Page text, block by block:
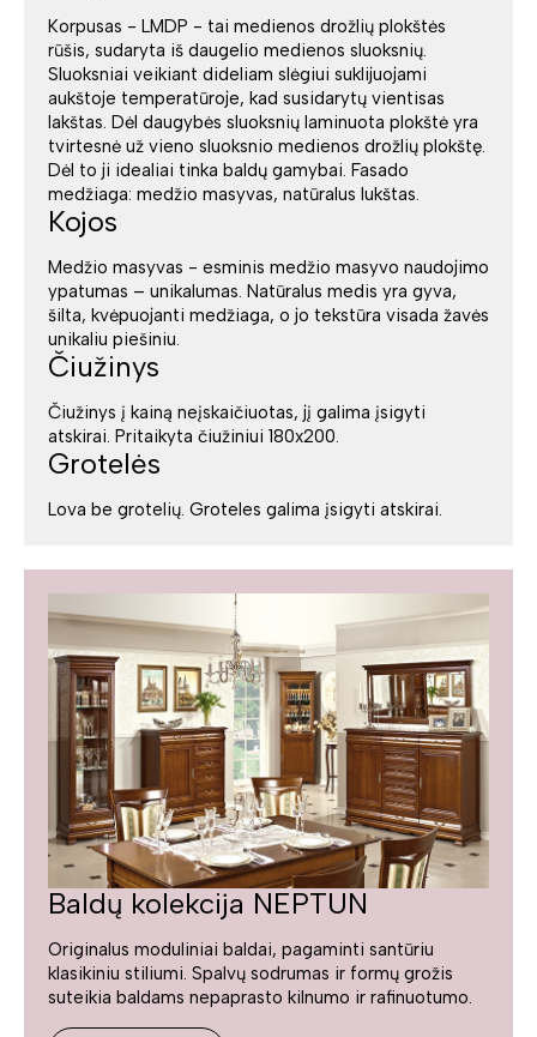
Korpusas - LMDP - tai medienos drožlių plokštės
rūšis, sudaryta iš daugelio medienos sluoksnių.
Sluoksniai veikiant dideliam slėgiui suklijuojami
aukštoje temperatūroje, kad susidarytų vientisas
lakštas. Dėl daugybės sluoksnių laminuota plokštė yra
tvirtesnė už vieno sluoksnio medienos drožlių plokštę.
Dėl to ji idealiai tinka baldų gamybai. Fasado
medžiaga: medžio masyvas, natūralus lukštas.
Kojos
Medžio masyvas - esminis medžio masyvo naudojimo
ypatumas – unikalumas. Natūralus medis yra gyva,
šilta, kvėpuojanti medžiaga, o jo tekstūra visada žavės
unikaliu piešiniu.
Čiužinys
Čiužinys į kainą neįskaičiuotas, jį galima įsigyti
atskirai. Pritaikyta čiužiniui 180x200.
Grotelės
Lova be grotelių. Groteles galima įsigyti atskirai.
Baldų kolekcija NEPTUN
Originalus moduliniai baldai, pagaminti santūriu
klasikiniu stiliumi. Spalvų sodrumas ir formų grožis
suteikia baldams nepaprasto kilnumo ir rafinuotumo.